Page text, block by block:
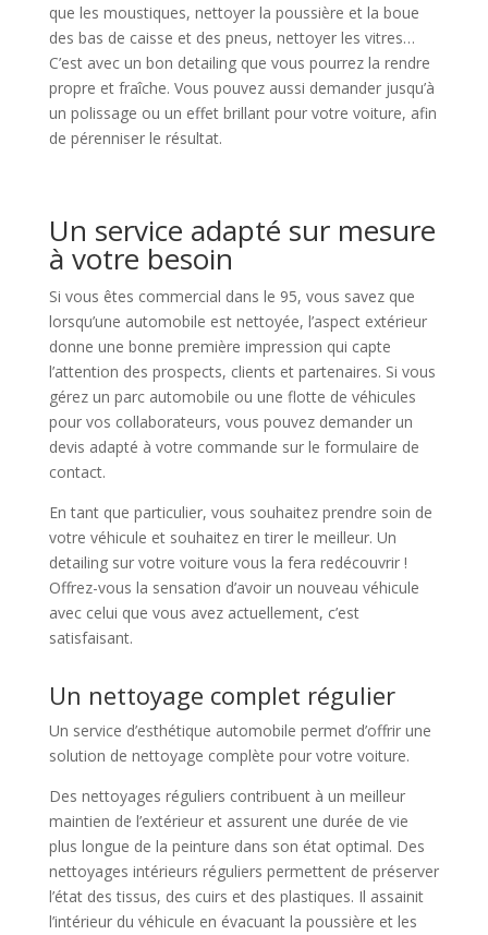
que les moustiques, nettoyer la poussière et la boue
des bas de caisse et des pneus, nettoyer les vitres…
C’est avec un bon detailing que vous pourrez la rendre
propre et fraîche. Vous pouvez aussi demander jusqu’à
un polissage ou un effet brillant pour votre voiture, afin
de pérenniser le résultat.
Un service adapté sur mesure
à votre besoin
Si vous êtes commercial dans le 95, vous savez que
lorsqu’une automobile est nettoyée, l’aspect extérieur
donne une bonne première impression qui capte
l’attention des prospects, clients et partenaires. Si vous
gérez un parc automobile ou une flotte de véhicules
pour vos collaborateurs, vous pouvez demander un
devis adapté à votre commande sur le formulaire de
contact.
En tant que particulier, vous souhaitez prendre soin de
votre véhicule et souhaitez en tirer le meilleur. Un
detailing sur votre voiture vous la fera redécouvrir !
Offrez-vous la sensation d’avoir un nouveau véhicule
avec celui que vous avez actuellement, c’est
satisfaisant.
Un nettoyage complet régulier
Un service d’esthétique automobile permet d’offrir une
solution de nettoyage complète pour votre voiture.
Des nettoyages réguliers contribuent à un meilleur
maintien de l’extérieur et assurent une durée de vie
plus longue de la peinture dans son état optimal. Des
nettoyages intérieurs réguliers permettent de préserver
l’état des tissus, des cuirs et des plastiques. Il assainit
l’intérieur du véhicule en évacuant la poussière et les